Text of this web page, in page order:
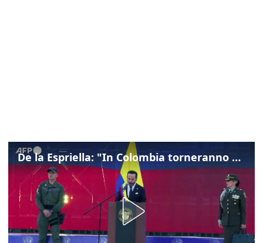
De la Espriella: "In Colombia torneranno ordine, autorità e libertà"